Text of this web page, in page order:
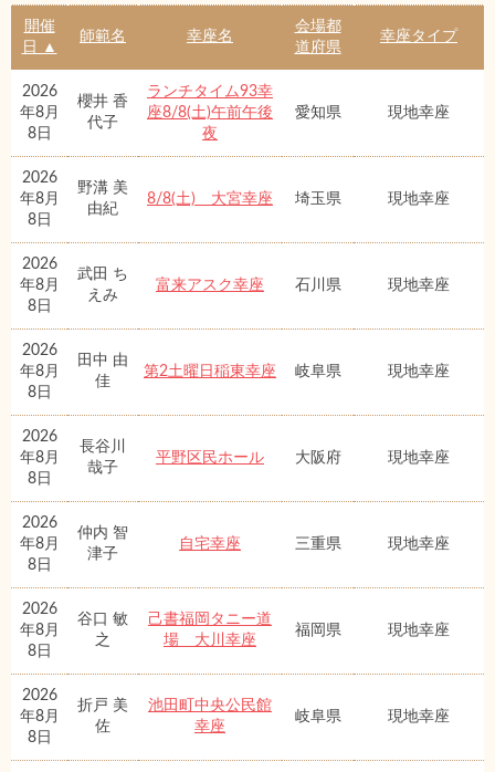
開催
日 ▲
師範名 幸座名
会場都
道府県
幸座タイプ
2026
年8月
8日
櫻井 香
代子
ランチタイム93幸
座8/8(土)午前午後
夜
愛知県 現地幸座
2026
年8月
8日
野溝 美
由紀
8/8(土) 大宮幸座 埼玉県 現地幸座
2026
年8月
8日
武田 ち
えみ
富来アスク幸座 石川県 現地幸座
2026
年8月
8日
田中 由
佳
第2土曜日稲東幸座 岐阜県 現地幸座
2026
年8月
8日
長谷川
哉子
平野区民ホール 大阪府 現地幸座
2026
年8月
8日
仲内 智
津子
自宅幸座 三重県 現地幸座
2026
年8月
8日
谷口 敏
之
己書福岡タニー道
場 大川幸座
福岡県 現地幸座
2026
年8月
8日
折戸 美
佐
池田町中央公民館
幸座
岐阜県 現地幸座